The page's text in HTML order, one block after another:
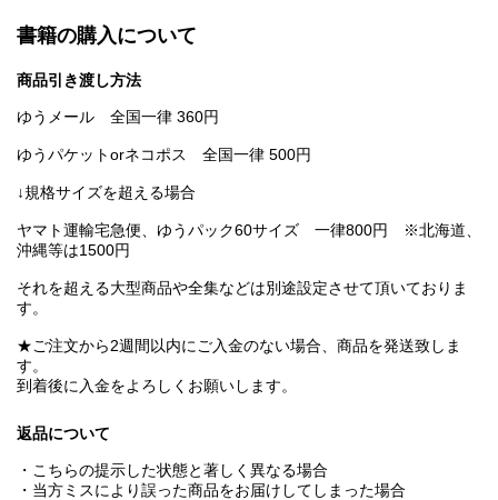
書籍の購入について
商品引き渡し方法
ゆうメール 全国一律 360円
ゆうパケットorネコポス 全国一律 500円
↓規格サイズを超える場合
ヤマト運輸宅急便、ゆうパック60サイズ 一律800円 ※北海道、
沖縄等は1500円
それを超える大型商品や全集などは別途設定させて頂いておりま
す。
★ご注文から2週間以内にご入金のない場合、商品を発送致しま
す。
到着後に入金をよろしくお願いします。
返品について
・こちらの提示した状態と著しく異なる場合
・当方ミスにより誤った商品をお届けしてしまった場合